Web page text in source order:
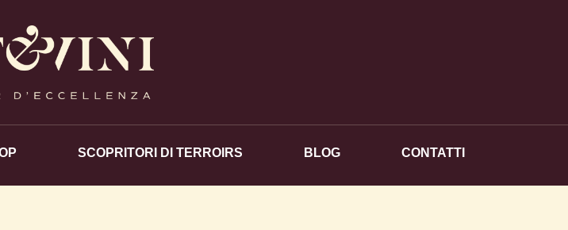
SCOPRITORI DI TERROIRS BLOG CONTATTI